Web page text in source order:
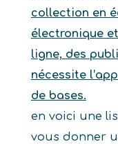
collection en
électronique
ligne, des
nécessite
de bases.
en voici une
vous donner